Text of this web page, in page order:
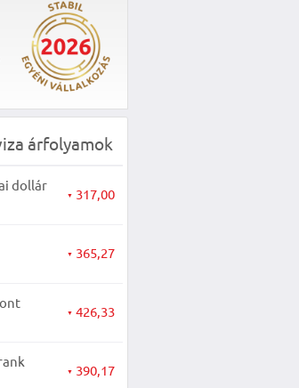
árfolyamok
dollár
▼ 317,00
▼ 365,27
▼ 426,33
▼ 390,17